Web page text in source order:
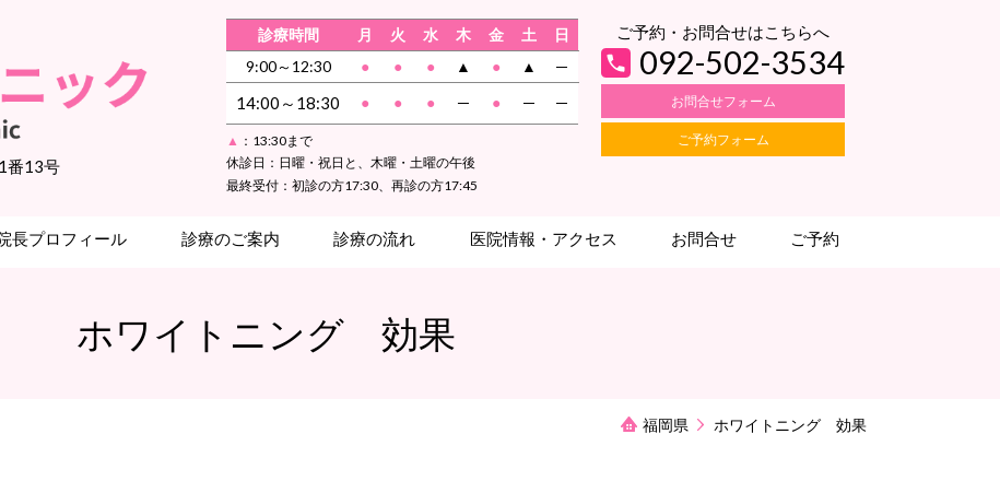
番13号
診療時間 月 火 水 木 金 土
日
9:00～12:30
● ● ● ▲ ● ▲ ─
14:00～18:30 ● ● ● ─ ● ─ ─
▲ ：13:30まで
休診日：日曜・祝日と、木曜・土曜の午後
最終受付：初診の方17:30、再診の方17:45
ご予約・お問合せはこちらへ
092-502-3534
お問合せフォーム
ご予約フォーム
長プロフィール 診療のご案内 診療の流れ 医院情報・アクセス お問合せ ご予約
ホワイトニング 効果
福岡県 ホワイトニング 効果